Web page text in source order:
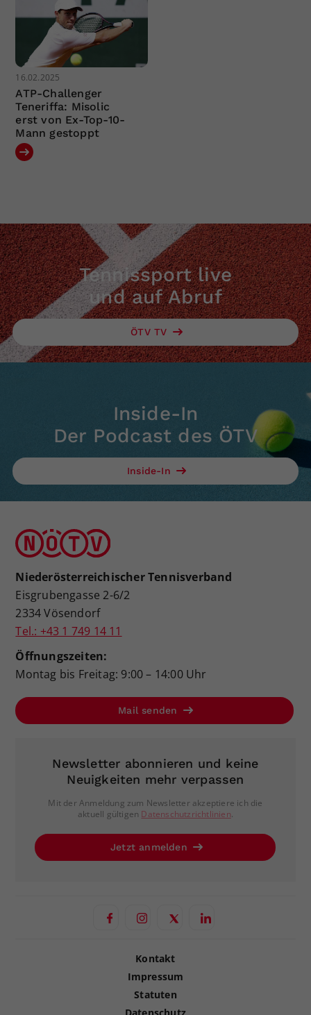
16.02.2025
ATP-Challenger
Teneriffa: Misolic
erst von Ex-Top-10-
Mann gestoppt
Tennissport live
und auf Abruf
ÖTV TV
Inside-In
Der Podcast des ÖTV
Inside-In
Niederösterreichischer Tennisverband
Eisgrubengasse 2-6/2
2334 Vösendorf
Tel.: +43 1 749 14 11
Öffnungszeiten:
Montag bis Freitag: 9:00 – 14:00 Uhr
Mail senden
Newsletter abonnieren und keine
Neuigkeiten mehr verpassen
Mit der Anmeldung zum Newsletter akzeptiere ich die
aktuell gültigen Datenschutzrichtlinien.
Jetzt anmelden
Kontakt
Impressum
Statuten